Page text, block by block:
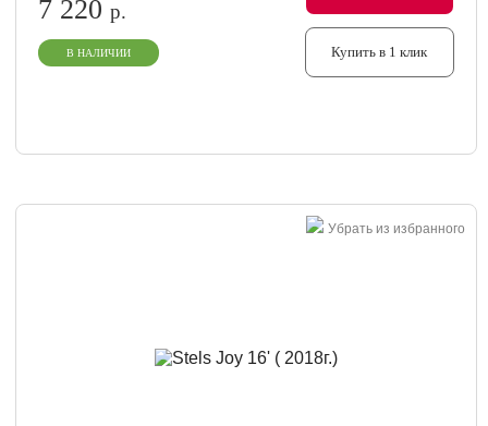
7 220р.
В НАЛИЧИИ Купить в 1 клик
Убрать из избранного